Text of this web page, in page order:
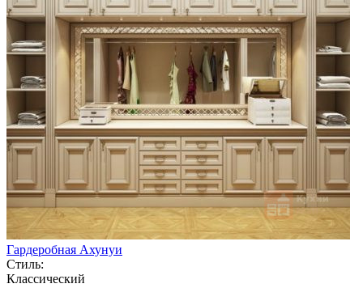
Гардеробная Ахунуи
Стиль:
Классический